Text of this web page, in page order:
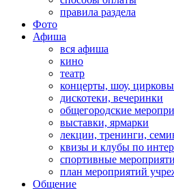
правила раздела
Фото
Афиша
вся афиша
кино
театр
концерты, шоу,
дискотеки, вечеринки
общегородские
выставки, ярмарки
лекции, тренинги,
квизы и клубы по
спортивные
план мероприятий
Общение